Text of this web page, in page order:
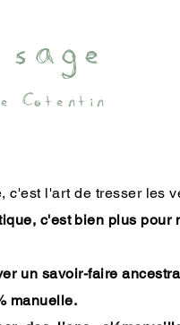
Cotentin
c'est l'art de tresser les
c'est bien plus pour
un savoir-faire
manuelle.